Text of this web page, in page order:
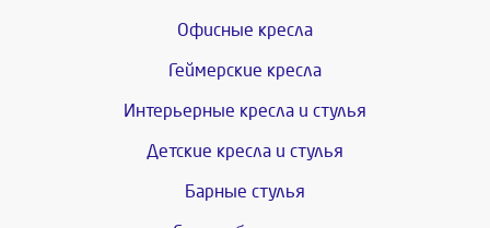
Офисные кресла
Геймерские кресла
Интерьерные кресла и стулья
Детские кресла и стулья
Барные стулья